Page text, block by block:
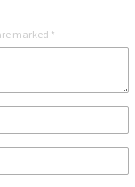
marked *